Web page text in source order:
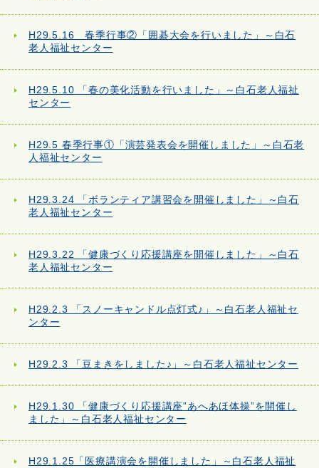
H29.5.16 春季行事②「囲碁大会を行いました」～白石
老人福祉センター
H29.5.10 「春の美化活動を行いました」～白石老人福祉
センター
H29.5 春季行事①「演芸発表会を開催しました」～白石老
人福祉センター
H29.3.24 「ボランティア講習会を開催しました」～白石
老人福祉センター
H29.3.22 「健康づくり応援講座を開催しました」～白石
老人福祉センター
H29.2.3 「スノーキャンドル点灯式♪」～白石老人福祉セ
ンター
H29.2.3 「豆まきをしました♪」～白石老人福祉センター
H29.1.30 「健康づくり応援講座”あへあほ体操”を開催し
ました」～白石老人福祉センター
H29.1.25「医療講演会を開催しました」～白石老人福祉